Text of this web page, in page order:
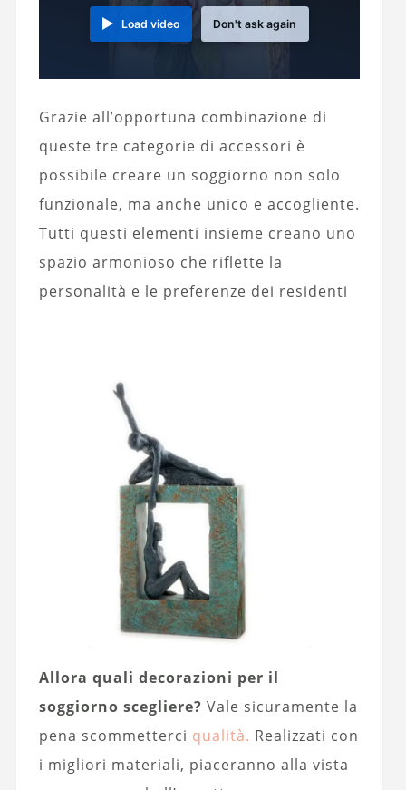
Load video Don't ask again
Grazie all’opportuna combinazione di
queste tre categorie di accessori è
possibile creare un soggiorno non solo
funzionale, ma anche unico e accogliente.
Tutti questi elementi insieme creano uno
spazio armonioso che riflette la
personalità e le preferenze dei residenti
Allora quali decorazioni per il
soggiorno scegliere? Vale sicuramente la
pena scommetterci qualità. Realizzati con
i migliori materiali, piaceranno alla vista